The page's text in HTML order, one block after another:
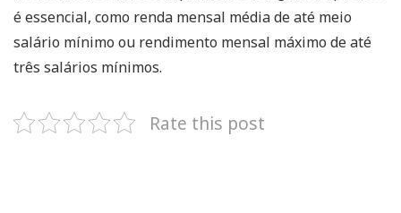
é essencial, como renda mensal média de até meio
salário mínimo ou rendimento mensal máximo de até
três salários mínimos.
Rate this post